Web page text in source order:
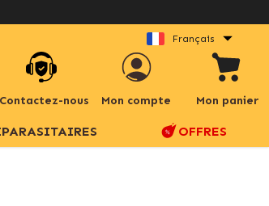
Français
Contactez-nous Mon compte Mon panier
OFFRES